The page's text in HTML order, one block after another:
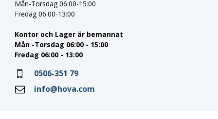
Mån-Torsdag 06:00-15:00
Fredag 06:00-13:00
Kontor och Lager är bemannat
Mån -Torsdag 06:00 - 15:00
Fredag 06:00 - 13:00
0506-351 79
info@hova.com